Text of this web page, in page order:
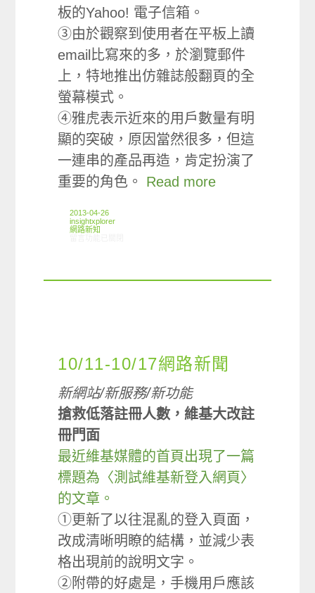
板的Yahoo! 電子信箱。
③由於觀察到使用者在平板上讀
email比寫來的多，於瀏覽郵件
上，特地推出仿雜誌般翻頁的全
螢幕模式。
④雅虎表示近來的用戶數量有明
顯的突破，原因當然很多，但這
一連串的產品再造，肯定扮演了
重要的角色。 Read more
2013-04-26
insightxplorer
網路新知
10/11-10/17網路新聞
新網站/新服務/新功能
搶救低落註冊人數，維基大改註
冊門面
最近維基媒體的首頁出現了一篇
標題為〈測試維基新登入網頁〉
的文章。
①更新了以往混亂的登入頁面，
改成清晰明瞭的結構，並減少表
格出現前的說明文字。
②附帶的好處是，手機用戶應該